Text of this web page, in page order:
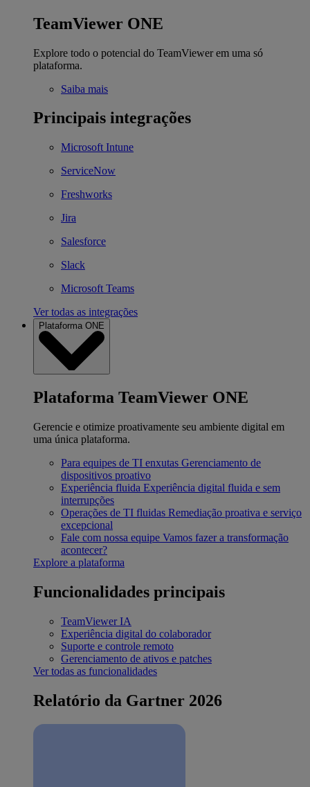
TeamViewer ONE
Explore todo o potencial do TeamViewer em uma só
plataforma.
Saiba mais
Principais integrações
Microsoft Intune
ServiceNow
Freshworks
Jira
Salesforce
Slack
Microsoft Teams
Ver todas as integrações
Plataforma ONE
Plataforma TeamViewer ONE
Gerencie e otimize proativamente seu ambiente digital em
uma única plataforma.
Para equipes de TI enxutas Gerenciamento de
dispositivos proativo
Experiência fluida Experiência digital fluida e sem
interrupções
Operações de TI fluidas Remediação proativa e serviço
excepcional
Fale com nossa equipe Vamos fazer a transformação
acontecer?
Explore a plataforma
Funcionalidades principais
TeamViewer IA
Experiência digital do colaborador
Suporte e controle remoto
Gerenciamento de ativos e patches
Ver todas as funcionalidades
Relatório da Gartner 2026